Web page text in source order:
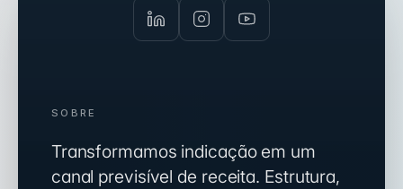
SOBRE
Transformamos indicação em um
canal previsível de receita. Estrutura,